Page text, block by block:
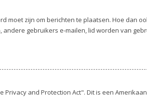
moet zijn om berichten te plaatsen. Hoe dan
gebruikers e-mailen, lid worden van
Privacy and Protection Act". Dit is een